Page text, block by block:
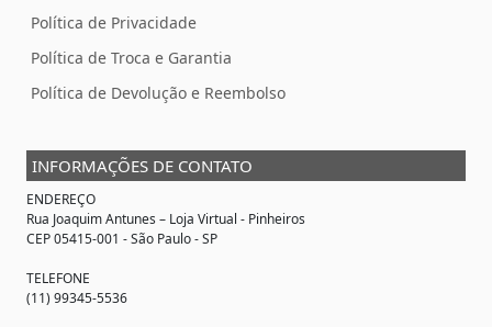
Política de Privacidade
Política de Troca e Garantia
Política de Devolução e Reembolso
INFORMAÇÕES DE CONTATO
ENDEREÇO
Rua Joaquim Antunes – Loja Virtual - Pinheiros
CEP 05415-001 - São Paulo - SP
TELEFONE
(11) 99345-5536